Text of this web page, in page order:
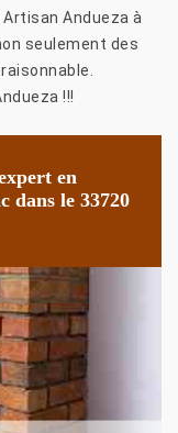
Andueza à
seulement des
!!!
en
dans le 33720